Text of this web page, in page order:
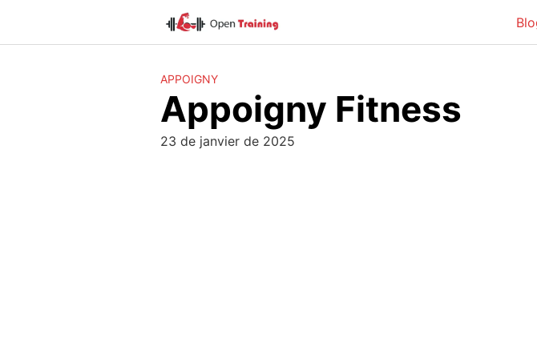
content
APPOIGNY
Appoigny Fitness
23 de janvier de 2025